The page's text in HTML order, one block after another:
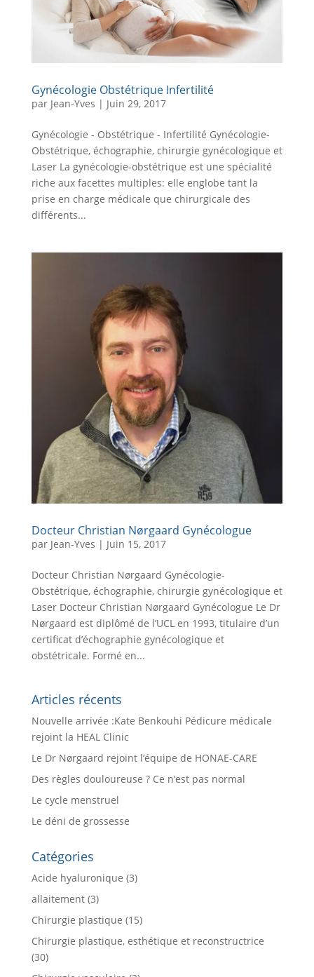
Gynécologie Obstétrique Infertilité
par Jean-Yves | Juin 29, 2017
Gynécologie - Obstétrique - Infertilité Gynécologie-
Obstétrique, échographie, chirurgie gynécologique et
Laser La gynécologie-obstétrique est une spécialité
riche aux facettes multiples: elle englobe tant la
prise en charge médicale que chirurgicale des
différents...
Docteur Christian Nørgaard Gynécologue
par Jean-Yves | Juin 15, 2017
Docteur Christian Nørgaard Gynécologie-
Obstétrique, échographie, chirurgie gynécologique et
Laser Docteur Christian Nørgaard Gynécologue Le Dr
Nørgaard est diplômé de l’UCL en 1993, titulaire d’un
certificat d’échographie gynécologique et
obstétricale. Formé en...
Articles récents
Nouvelle arrivée :Kate Benkouhi Pédicure médicale
rejoint la HEAL Clinic
Le Dr Nørgaard rejoint l’équipe de HONAE-CARE
Des règles douloureuse ? Ce n’est pas normal
Le cycle menstruel
Le déni de grossesse
Catégories
Acide hyaluronique (3)
allaitement(3)
Chirurgie plastique (15)
Chirurgie plastique, esthétique et reconstructrice
(30)